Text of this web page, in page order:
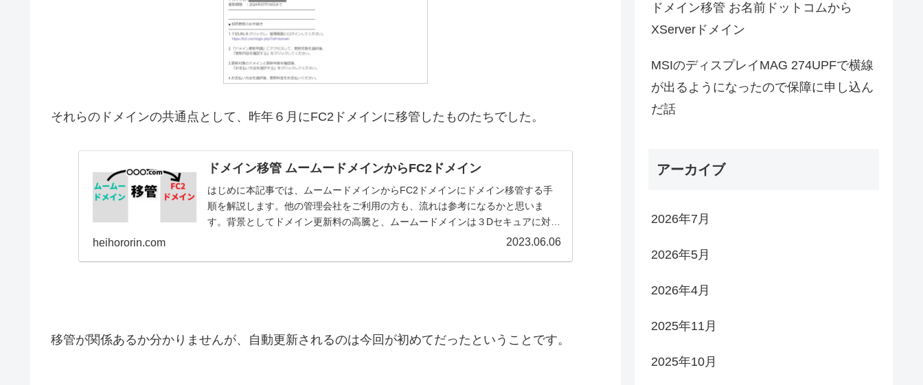
それらのドメインの共通点として、昨年６月にFC2ドメインに移管したものたちでした。
ドメイン移管 ムームードメインからFC2ドメイン
はじめに本記事では、ムームードメインからFC2ドメインにドメイン移管する手
順を解説します。他の管理会社をご利用の方も、流れは参考になるかと思いま
す。背景としてドメイン更新料の高騰と、ムームードメインは３Dセキュアに対応
heihororin.com 2023.06.06
移管が関係あるか分かりませんが、自動更新されるのは今回が初めてだったということです。
ドメイン移管 お名前ドットコムから
XServerドメイン
MSIのディスプレイMAG 274UPFで横線
が出るようになったので保障に申し込ん
だ話
アーカイブ
2026年7月
2026年5月
2026年4月
2025年11月
2025年10月